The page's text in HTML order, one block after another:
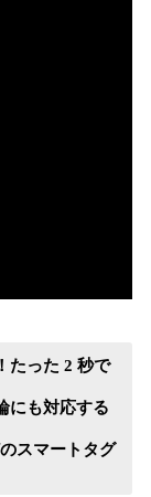
たった 2 秒で
にも対応する
スマートタグ